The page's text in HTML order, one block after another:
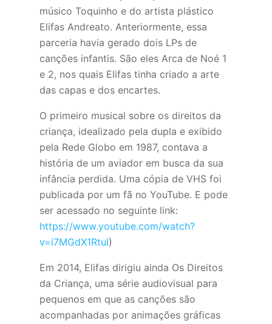
músico Toquinho e do artista plástico
Elifas Andreato. Anteriormente, essa
parceria havia gerado dois LPs de
canções infantis. São eles Arca de Noé 1
e 2, nos quais Elifas tinha criado a arte
das capas e dos encartes.
O primeiro musical sobre os direitos da
criança, idealizado pela dupla e exibido
pela Rede Globo em 1987, contava a
história de um aviador em busca da sua
infância perdida. Uma cópia de VHS foi
publicada por um fã no YouTube. E pode
ser acessado no seguinte link:
https://www.youtube.com/watch?
v=i7MGdX1RtuI)
Em 2014, Elifas dirigiu ainda Os Direitos
da Criança, uma série audiovisual para
pequenos em que as canções são
acompanhadas por animações gráficas